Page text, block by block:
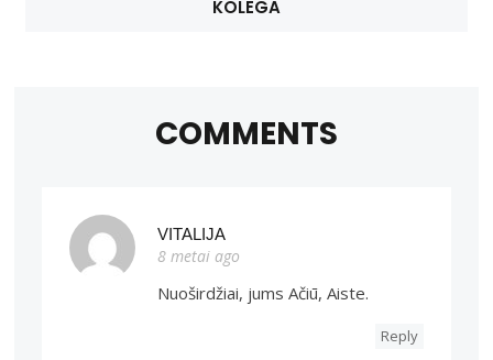
KOLEGA
COMMENTS
VITALIJA
8 metai ago
Nuoširdžiai, jums Ačiū, Aiste.
Reply